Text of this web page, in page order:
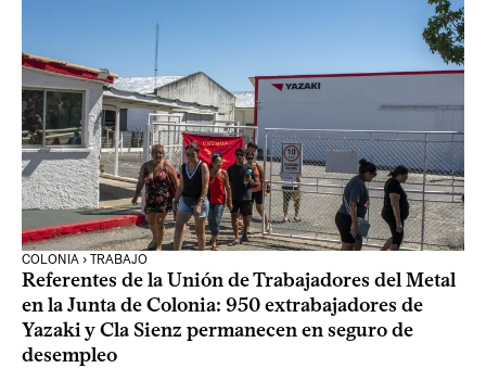
COLONIA › TRABAJO
Referentes de la Unión de Trabajadores del Metal
en la Junta de Colonia: 950 extrabajadores de
Yazaki y Cla Sienz permanecen en seguro de
desempleo